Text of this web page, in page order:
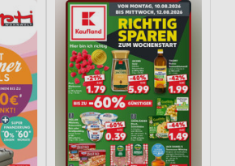
der Angebote
Daten zur Auswahl von
Standortdaten
angeforderten